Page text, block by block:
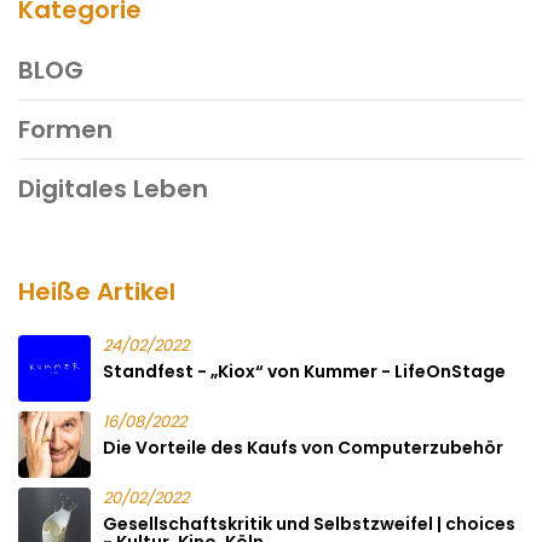
Kategorie
BLOG
Formen
Digitales Leben
Heiße Artikel
24/02/2022
Standfest - „Kiox“ von Kummer - LifeOnStage
16/08/2022
Die Vorteile des Kaufs von Computerzubehör
20/02/2022
Gesellschaftskritik und Selbstzweifel | choices